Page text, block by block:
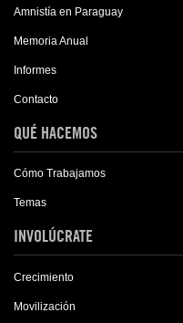
Amnistía en Paraguay
Memoria Anual
Informes
Contacto
QUÉ HACEMOS
Cómo Trabajamos
Temas
INVOLÚCRATE
Crecimiento
Movilización